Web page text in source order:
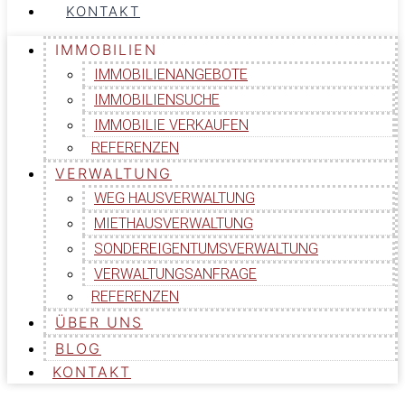
KONTAKT
IMMOBILIEN
IMMOBILIENANGEBOTE
IMMOBILIENSUCHE
IMMOBILIE VERKAUFEN
REFERENZEN
VERWALTUNG
WEG HAUSVERWALTUNG
MIETHAUSVERWALTUNG
SONDEREIGENTUMSVERWALTUNG
VERWALTUNGSANFRAGE
REFERENZEN
ÜBER UNS
BLOG
KONTAKT